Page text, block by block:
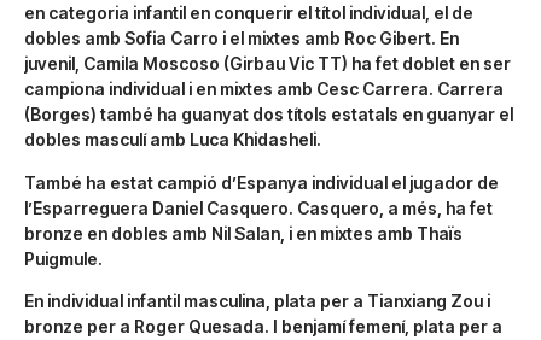
en categoria infantil en conquerir el títol individual, el de
dobles amb Sofia Carro i el mixtes amb Roc Gibert. En
juvenil, Camila Moscoso (Girbau Vic TT) ha fet doblet en ser
campiona individual i en mixtes amb Cesc Carrera. Carrera
(Borges) també ha guanyat dos títols estatals en guanyar el
dobles masculí amb Luca Khidasheli.
També ha estat campió d’Espanya individual el jugador de
l’Esparreguera Daniel Casquero. Casquero, a més, ha fet
bronze en dobles amb Nil Salan, i en mixtes amb Thaïs
Puigmule.
En individual infantil masculina, plata per a Tianxiang Zou i
bronze per a Roger Quesada. I benjamí femení, plata per a